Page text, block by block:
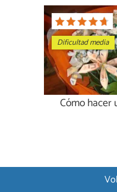
Dificultad media
Cómo hacer